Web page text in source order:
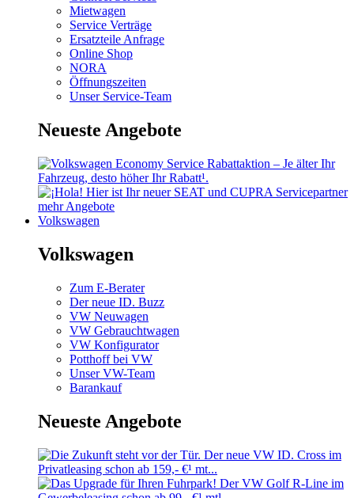
Mietwagen
Service Verträge
Ersatzteile Anfrage
Online Shop
NORA
Öffnungszeiten
Unser Service-Team
Neueste Angebote
mehr Angebote
Volkswagen
Volkswagen
Zum E-Berater
Der neue ID. Buzz
VW Neuwagen
VW Gebrauchtwagen
VW Konfigurator
Potthoff bei VW
Unser VW-Team
Barankauf
Neueste Angebote